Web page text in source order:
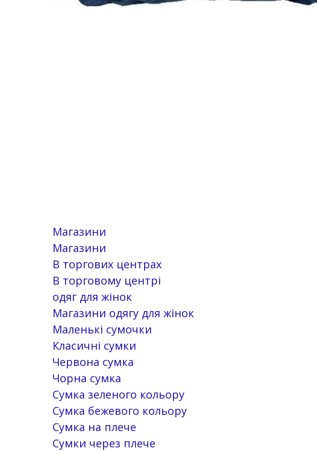
Магазини
Магазини
В торгових центрах
В торговому центрі
одяг для жінок
Магазини одягу для жінок
Маленькі сумочки
Класичні сумки
Червона сумка
Чорна сумка
Сумка зеленого кольору
Сумка бежевого кольору
Сумка на плече
Сумки через плече